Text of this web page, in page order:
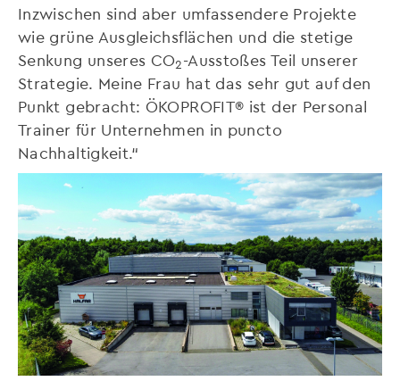
Inzwischen sind aber umfassendere Projekte
wie grüne Ausgleichsflächen und die stetige
Senkung unseres CO2-Ausstoßes Teil unserer
Strategie. Meine Frau hat das sehr gut auf den
Punkt gebracht: ÖKOPROFIT® ist der Personal
Trainer für Unternehmen in puncto
Nachhaltigkeit.“